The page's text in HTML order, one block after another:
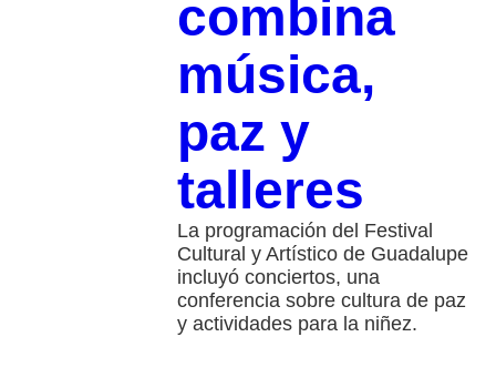
combina
música,
paz y
talleres
La programación del Festival
Cultural y Artístico de Guadalupe
incluyó conciertos, una
conferencia sobre cultura de paz
y actividades para la niñez.